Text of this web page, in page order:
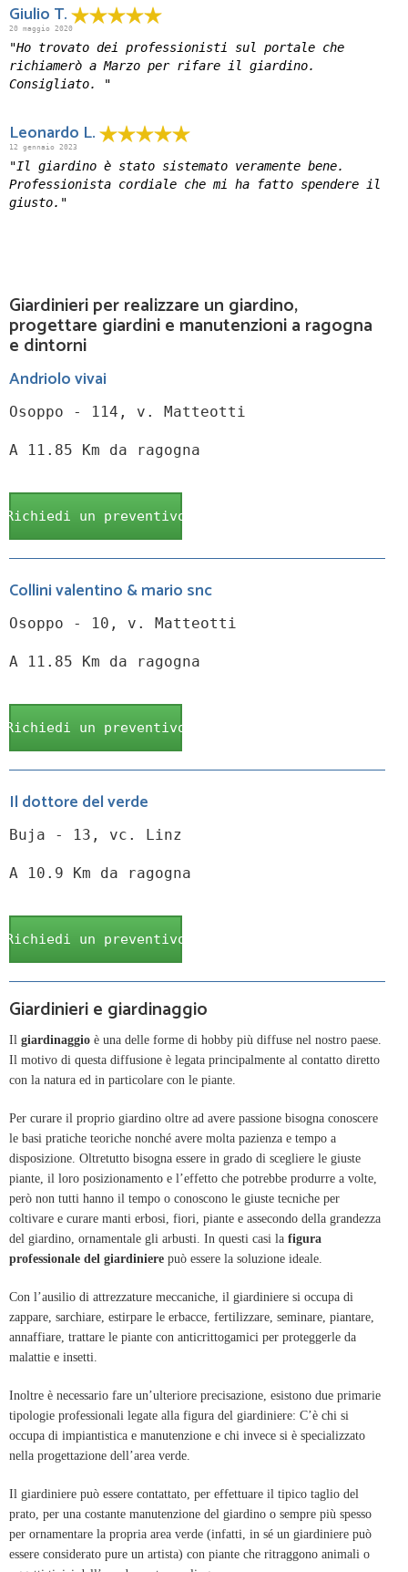
Giulio T.
20 maggio 2020
"Ho trovato dei professionisti sul portale che
richiamerò a Marzo per rifare il giardino.
Consigliato. "
Leonardo L.
12 gennaio 2023
"Il giardino è stato sistemato veramente bene.
Professionista cordiale che mi ha fatto spendere il
giusto."
Giardinieri per realizzare un giardino,
progettare giardini e manutenzioni a ragogna
e dintorni
Andriolo vivai
Osoppo - 114, v. Matteotti
A 11.85 Km da ragogna
Richiedi un preventivo
Collini valentino & mario snc
Osoppo - 10, v. Matteotti
A 11.85 Km da ragogna
Richiedi un preventivo
Il dottore del verde
Buja - 13, vc. Linz
A 10.9 Km da ragogna
Richiedi un preventivo
Giardinieri e giardinaggio
Il giardinaggio è una delle forme di hobby più diffuse nel nostro paese.
Il motivo di questa diffusione è legata principalmente al contatto diretto
con la natura ed in particolare con le piante.
Per curare il proprio giardino oltre ad avere passione bisogna conoscere
le basi pratiche teoriche nonché avere molta pazienza e tempo a
disposizione. Oltretutto bisogna essere in grado di scegliere le giuste
piante, il loro posizionamento e l’effetto che potrebbe produrre a volte,
però non tutti hanno il tempo o conoscono le giuste tecniche per
coltivare e curare manti erbosi, fiori, piante e assecondo della grandezza
del giardino, ornamentale gli arbusti. In questi casi la figura
professionale del giardiniere può essere la soluzione ideale.
Con l’ausilio di attrezzature meccaniche, il giardiniere si occupa di
zappare, sarchiare, estirpare le erbacce, fertilizzare, seminare, piantare,
annaffiare, trattare le piante con anticrittogamici per proteggerle da
malattie e insetti.
Inoltre è necessario fare un’ulteriore precisazione, esistono due primarie
tipologie professionali legate alla figura del giardiniere: C’è chi si
occupa di impiantistica e manutenzione e chi invece si è specializzato
nella progettazione dell’area verde.
Il giardiniere può essere contattato, per effettuare il tipico taglio del
prato, per una costante manutenzione del giardino o sempre più spesso
per ornamentare la propria area verde (infatti, in sé un giardiniere può
essere considerato pure un artista) con piante che ritraggono animali o